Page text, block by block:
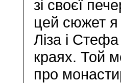
зі своєї
цей сюжет я
Ліза і
краях. Той
про